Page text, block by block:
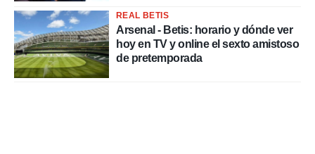
REAL BETIS
Arsenal - Betis: horario y dónde ver
hoy en TV y online el sexto amistoso
de pretemporada